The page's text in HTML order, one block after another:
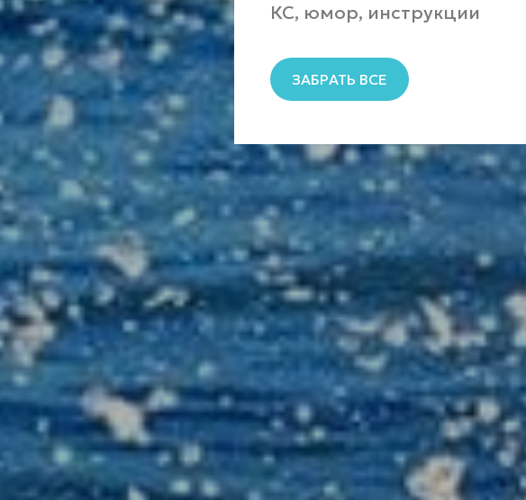
КС, юмор, инструкции
ЗАБРАТЬ ВСЕ